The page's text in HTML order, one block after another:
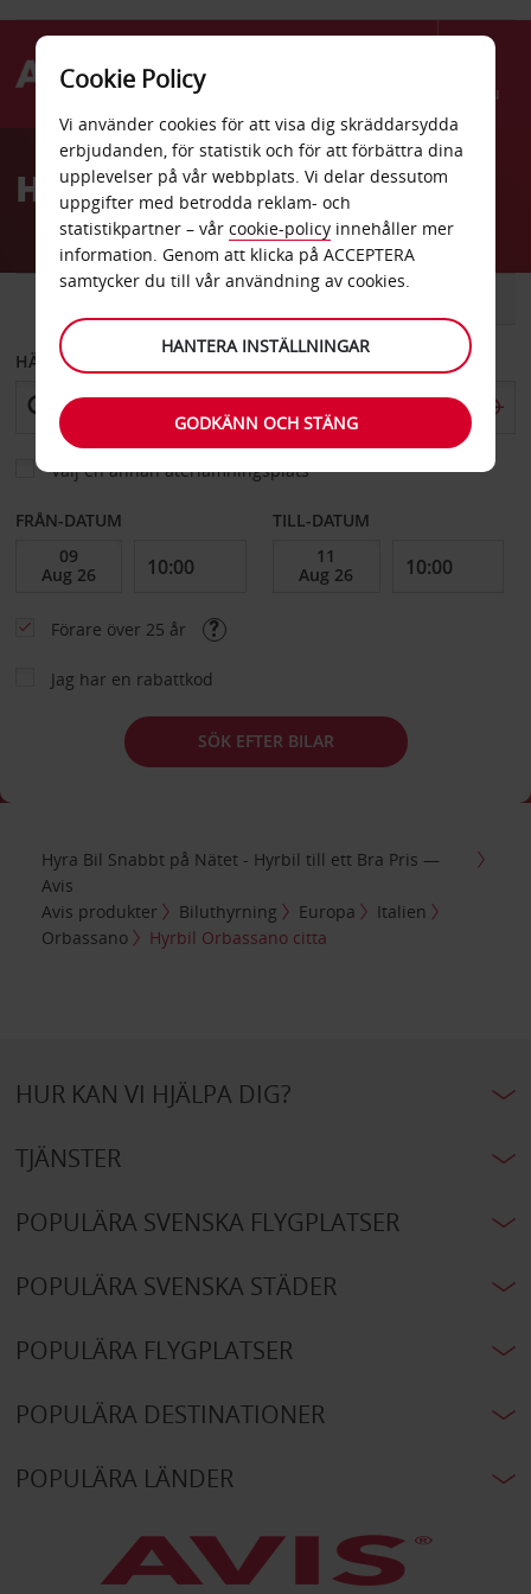
Menu
AvisHyrbil Orbassano citta
BIL
HÄMTA FRÅN
Välj en annan återlämningsplats
FRÅN-DATUM TILL-DATUM
Förare över 25 år
Jag har en rabattkod
SÖK EFTER BILAR
Hyra Bil Snabbt på Nätet - Hyrbil till ett Bra Pris —
Avis
Avis produkter
Biluthyrning Europa
Italien
Orbassano
Hyrbil Orbassano citta
HUR KAN VI HJÄLPA DIG?
TJÄNSTER
POPULÄRA SVENSKA FLYGPLATSER
POPULÄRA SVENSKA STÄDER
POPULÄRA FLYGPLATSER
POPULÄRA DESTINATIONER
POPULÄRA LÄNDER
Cookie Policy
Vi använder cookies för att visa dig skräddarsydda
erbjudanden, för statistik och för att förbättra dina
upplevelser på vår webbplats. Vi delar dessutom
uppgifter med betrodda reklam- och
statistikpartner – vår cookie-policy innehåller mer
information. Genom att klicka på ACCEPTERA
samtycker du till vår användning av cookies.
HANTERA INSTÄLLNINGAR
GODKÄNN OCH STÄNG